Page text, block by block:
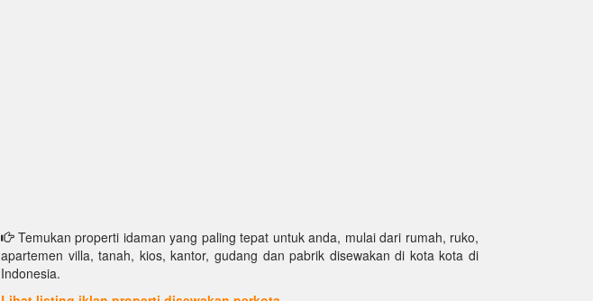
Temukan properti idaman yang paling tepat untuk anda, mulai dari rumah, ruko,
apartemen villa, tanah, kios, kantor, gudang dan pabrik disewakan di kota kota di
Indonesia.